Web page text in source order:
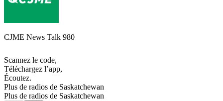
CJME News Talk 980
Scannez le code,
Téléchargez l’app,
Écoutez.
Plus de radios de Saskatchewan
Plus de radios de Saskatchewan